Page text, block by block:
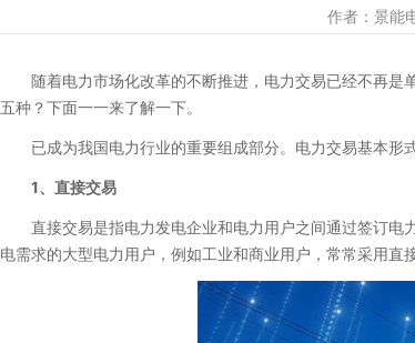
作者：景能
随着电力市场化改革的不断推进，电力交易已经不再是
五种？下面一一来了解一下。
已成为我国电力行业的重要组成部分。电力交易基本形式
1、直接交易
直接交易是指电力发电企业和电力用户之间通过签订电
电需求的大型电力用户，例如工业和商业用户，常常采用直